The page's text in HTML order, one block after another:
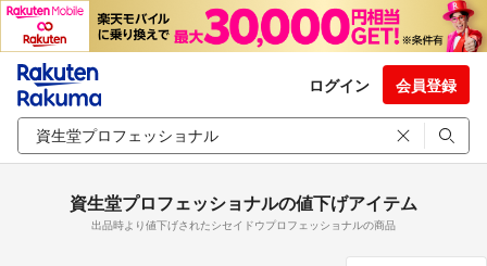
ログイン 会員登録
資生堂プロフェッショナルの値下げアイテム
出品時より値下げされたシセイドウプロフェッショナルの商品